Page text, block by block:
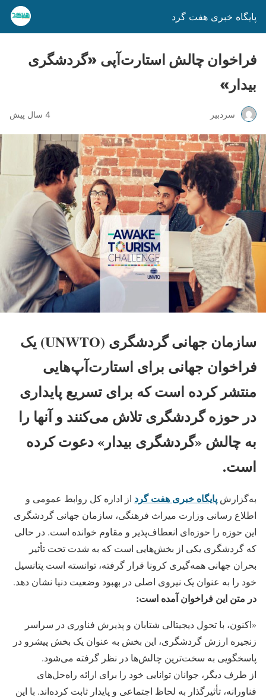
پایگاه خبری هفت گرد
فراخوان چالش استارت‌آپی «گردشگری
بیدار»
سردبیر 4 سال پیش
سازمان جهانی گردشگری (UNWTO) یک
فراخوان جهانی برای استارت‌آپ‌هایی
منتشر کرده است که برای تسریع پایداری
در حوزه گردشگری تلاش می‌کنند و آنها را
به چالش «گردشگری بیدار» دعوت کرده
است.
به‌گزارش پایگاه خبری هفت گرد از اداره کل روابط عمومی و
اطلاع رسانی وزارت میراث فرهنگی، سازمان جهانی گردشگری
این حوزه را حوزه‌ای انعطاف‌پذیر و مقاوم خوانده است. در حالی
که گردشگری یکی از بخش‌هایی است که به شدت تحت تأثیر
بحران جهانی همه‌گیری کرونا قرار گرفته، توانسته است پتانسیل
خود را به عنوان یک نیروی اصلی در بهبود وضعیت دنیا نشان دهد.
در متن این فراخوان آمده است:
«اکنون، با تحول دیجیتالی شتابان و پذیرش فناوری در سراسر
زنجیره ارزش گردشگری، این بخش به عنوان یک بخش پیشرو در
پاسخگویی به سخت‌ترین چالش‌ها در نظر گرفته می‌شود.
از طرف دیگر، جوانان توانایی خود را برای ارائه راه‌حل‌های
فناورانه، تأثیرگذار به لحاظ اجتماعی و پایدار ثابت کرده‌اند. با این